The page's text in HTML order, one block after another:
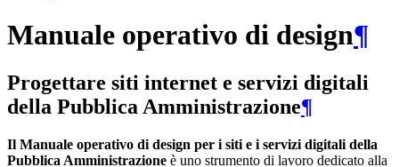
Manuale operativo di design¶
Progettare siti internet e servizi digitali
della Pubblica Amministrazione¶
Il Manuale operativo di design per i siti e i servizi digitali della
Pubblica Amministrazione è uno strumento di lavoro dedicato alla